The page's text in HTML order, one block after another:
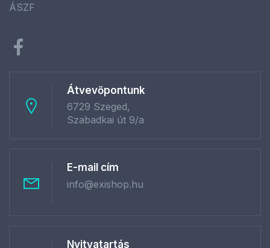
ÁSZF
Átvevőpontunk
6729 Szeged,
Szabadkai út 9/a
E-mail cím
info@exishop.hu
Nyitvatartás